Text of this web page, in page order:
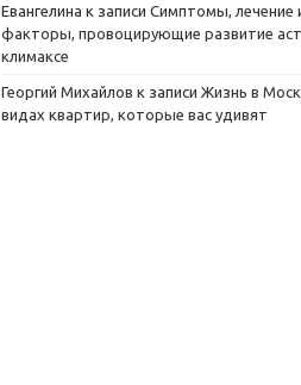
Евангелина к записи Симптомы, лечение
факторы, провоцирующие развитие
климаксе
Георгий Михайлов к записи Жизнь в
видах квартир, которые вас удивят